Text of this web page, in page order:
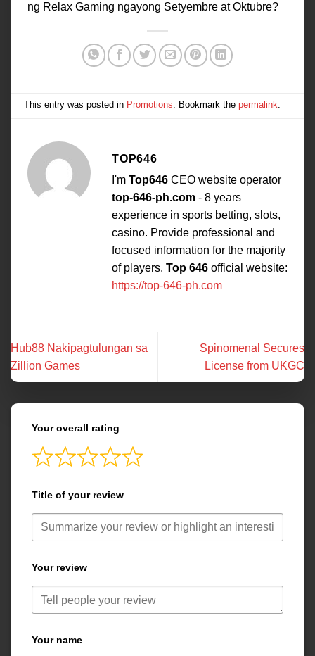
ng Relax Gaming ngayong Setyembre at Oktubre?
This entry was posted in Promotions. Bookmark thepermalink.
TOP646
I'm Top646 CEO website operator
top-646-ph.com - 8 years
experience in sports betting, slots,
casino. Provide professional and
focused information for the majority
of players. Top 646 official website:
https://top-646-ph.com
Hub88 Nakipagtulungan sa
Zillion Games
Spinomenal Secures
License from UKGC
Your overall rating
Title of your review
Your review
Your name